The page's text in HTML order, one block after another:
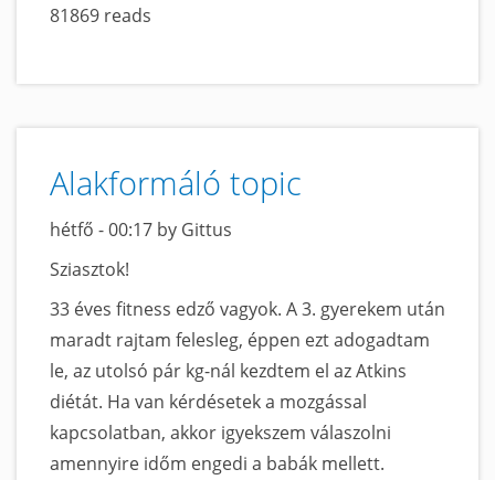
című
81869 reads
Alakformáló topic
hétfő - 00:17 by Gittus
Sziasztok!
33 éves fitness edző vagyok. A 3. gyerekem után
maradt rajtam felesleg, éppen ezt adogadtam
le, az utolsó pár kg-nál kezdtem el az Atkins
diétát. Ha van kérdésetek a mozgással
kapcsolatban, akkor igyekszem válaszolni
amennyire időm engedi a babák mellett.